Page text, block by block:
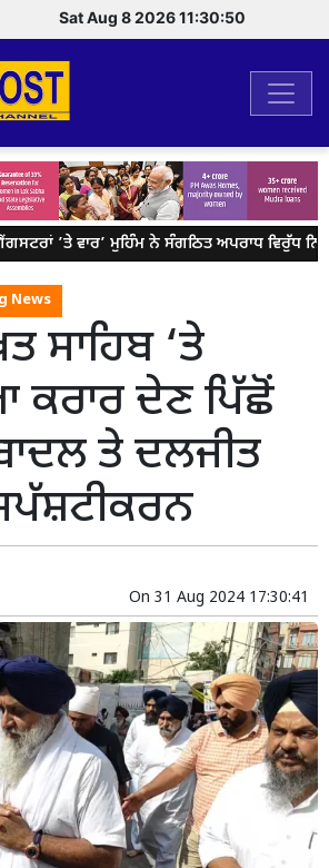
Sat Aug 8 2026 11:30:50
’ਤੇ ਵਾਰ’ ਮੁਹਿੰਮ ਨੇ ਸੰਗਠਿਤ ਅਪਰਾਧ ਵਿਰੁੱਧ
News
ਸਾਹਿਬ ‘ਤੇ
ਕਰਾਰ ਦੇਣ ਪਿੱਛੋਂ
ਤੇ ਦਲਜੀਤ
On 31 Aug 2024 17:30:41